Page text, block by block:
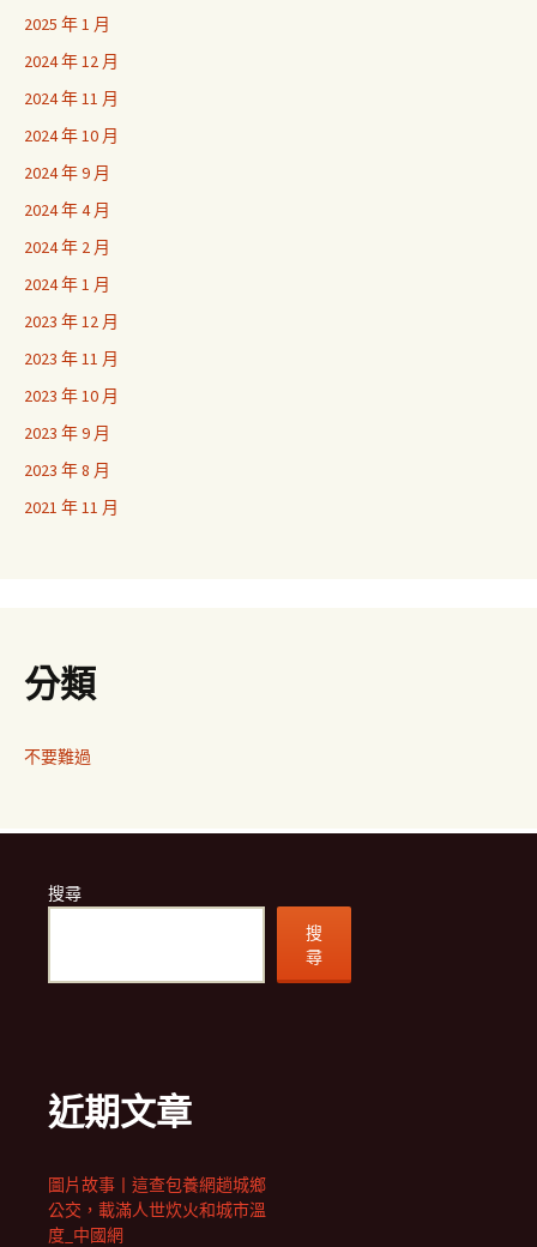
2025 年 1 月
2024 年 12 月
2024 年 11 月
2024 年 10 月
2024 年 9 月
2024 年 4 月
2024 年 2 月
2024 年 1 月
2023 年 12 月
2023 年 11 月
2023 年 10 月
2023 年 9 月
2023 年 8 月
2021 年 11 月
分類
不要難過
搜尋
搜
尋
近期文章
圖片故事丨這查包養網趟城鄉
公交，載滿人世炊火和城市溫
度_中國網